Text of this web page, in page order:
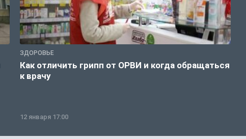
ЗДОРОВЬЕ
Как отличить грипп от ОРВИ и когда обращаться
к врачу
12 января 17:00